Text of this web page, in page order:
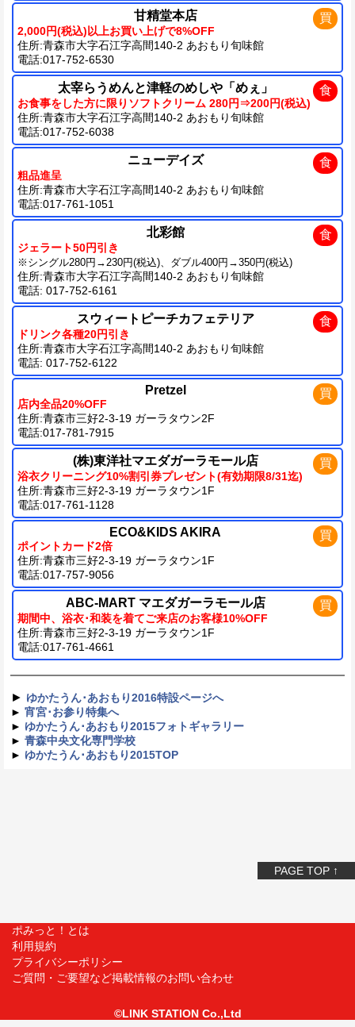
買
甘精堂本店
2,000円(税込)以上お買い上げで8%OFF
住所:青森市大字石江字高間140-2 あおもり旬味館
電話:017-752-6530
食
太宰らうめんと津軽のめしや「めぇ」
お食事をした方に限りソフトクリーム 280円⇒200円(税込)
住所:青森市大字石江字高間140-2 あおもり旬味館
電話:017-752-6038
食
ニューデイズ
粗品進呈
住所:青森市大字石江字高間140-2 あおもり旬味館
電話:017-761-1051
食
北彩館
ジェラート50円引き
※シングル280円→230円(税込)、ダブル400円→350円(税込)
住所:青森市大字石江字高間140-2 あおもり旬味館
電話: 017-752-6161
食
スウィートピーチカフェテリア
ドリンク各種20円引き
住所:青森市大字石江字高間140-2 あおもり旬味館
電話: 017-752-6122
買
Pretzel
店内全品20%OFF
住所:青森市三好2-3-19 ガーラタウン2F
電話:017-781-7915
買
(株)東洋社マエダガーラモール店
浴衣クリーニング10%割引券プレゼント(有効期限8/31迄)
住所:青森市三好2-3-19 ガーラタウン1F
電話:017-761-1128
買
ECO&KIDS AKIRA
ポイントカード2倍
住所:青森市三好2-3-19 ガーラタウン1F
電話:017-757-9056
買
ABC-MART マエダガーラモール店
期間中、浴衣･和装を着てご来店のお客様10%OFF
住所:青森市三好2-3-19 ガーラタウン1F
電話:017-761-4661
► ゆかたうん･あおもり2016特設ページへ
► 宵宮･お参り特集へ
► ゆかたうん･あおもり2015フォトギャラリー
► 青森中央文化専門学校
► ゆかたうん･あおもり2015TOP
PAGE TOP ↑
ポみっと！とは
利用規約
プライバシーポリシー
ご質問・ご要望など掲載情報のお問い合わせ
©LINK STATION Co.,Ltd